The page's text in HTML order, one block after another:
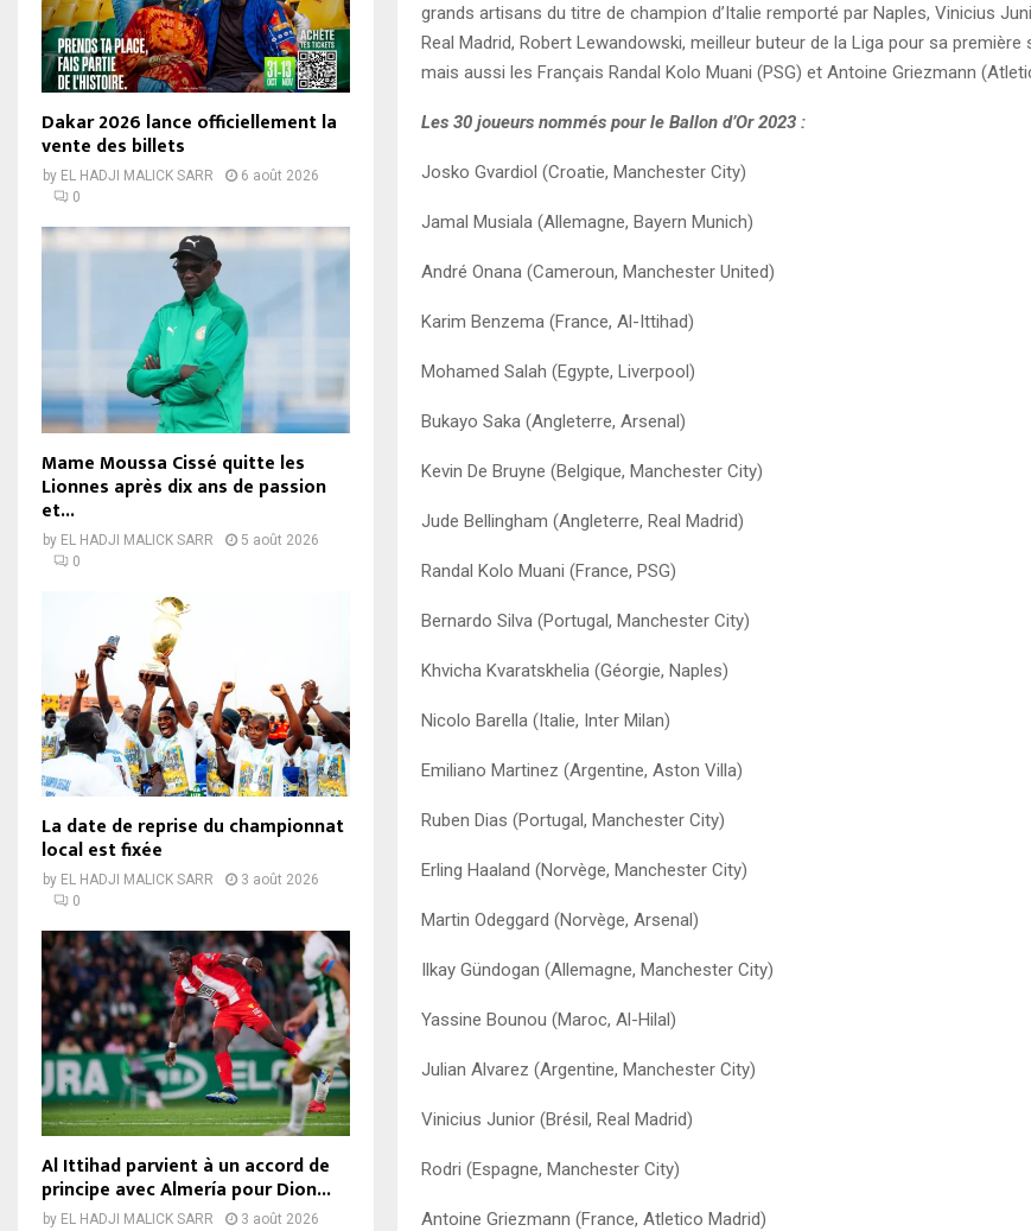
grands artisans du titre de champion d’Italie remporté par Naples, Vinicius
Real Madrid, Robert Lewandowski, meilleur buteur de la Liga pour sa première
mais aussi les Français Randal Kolo Muani (PSG) et Antoine Griezmann
Les 30 joueurs nommés pour le Ballon d’Or 2023 :
Josko Gvardiol (Croatie, Manchester City)
Jamal Musiala (Allemagne, Bayern Munich)
André Onana (Cameroun, Manchester United)
Karim Benzema (France, Al-Ittihad)
Mohamed Salah (Egypte, Liverpool)
Bukayo Saka (Angleterre, Arsenal)
Kevin De Bruyne (Belgique, Manchester City)
Jude Bellingham (Angleterre, Real Madrid)
Randal Kolo Muani (France, PSG)
Bernardo Silva (Portugal, Manchester City)
Khvicha Kvaratskhelia (Géorgie, Naples)
Nicolo Barella (Italie, Inter Milan)
Emiliano Martinez (Argentine, Aston Villa)
Ruben Dias (Portugal, Manchester City)
Erling Haaland (Norvège, Manchester City)
Martin Odeggard (Norvège, Arsenal)
Ilkay Gündogan (Allemagne, Manchester City)
Yassine Bounou (Maroc, Al-Hilal)
Julian Alvarez (Argentine, Manchester City)
Vinicius Junior (Brésil, Real Madrid)
Rodri (Espagne, Manchester City)
Antoine Griezmann (France, Atletico Madrid)
Dakar 2026 lance officiellement la
vente des billets
by EL HADJI MALICK SARR
6 août 2026
0
Mame Moussa Cissé quitte les
Lionnes après dix ans de passion
et...
by EL HADJI MALICK SARR
5 août 2026
0
La date de reprise du championnat
local est fixée
by EL HADJI MALICK SARR
3 août 2026
0
Al Ittihad parvient à un accord de
principe avec Almería pour Dion...
by EL HADJI MALICK SARR
3 août 2026